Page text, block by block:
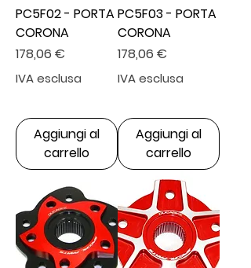
PC5F02 - PORTA
CORONA
Prezzo
178,06 €
IVA esclusa
Aggiungi al
carrello
PC5F03 - PORTA
CORONA
Prezzo
178,06 €
IVA esclusa
Aggiungi al
carrello